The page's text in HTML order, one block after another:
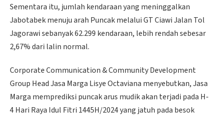
Sementara itu, jumlah kendaraan yang meninggalkan
Jabotabek menuju arah Puncak melalui GT Ciawi Jalan Tol
Jagorawi sebanyak 62.299 kendaraan, lebih rendah sebesar
2,67% dari lalin normal.
Corporate Communication & Community Development
Group Head Jasa Marga Lisye Octaviana menyebutkan, Jasa
Marga memprediksi puncak arus mudik akan terjadi pada H-
4 Hari Raya Idul Fitri 1445H/2024 yang jatuh pada besok